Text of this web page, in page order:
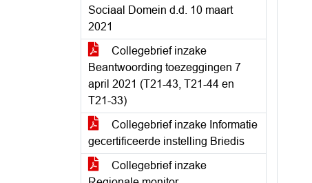
Sociaal Domein d.d. 10 maart
2021
Collegebrief inzake
Beantwoording toezeggingen 7
april 2021 (T21-43, T21-44 en
T21-33)
Collegebrief inzake Informatie
gecertificeerde instelling Briedis
Collegebrief inzake